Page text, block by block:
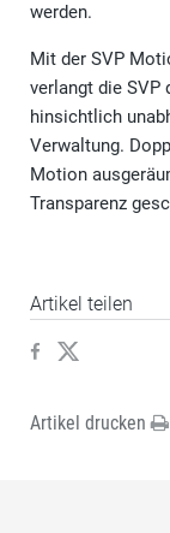
werden.
Mit der SVP
verlangt die SVP
hinsichtlich
Verwaltung.
Motion
Transparenz
Artikel teilen
Artikel drucken